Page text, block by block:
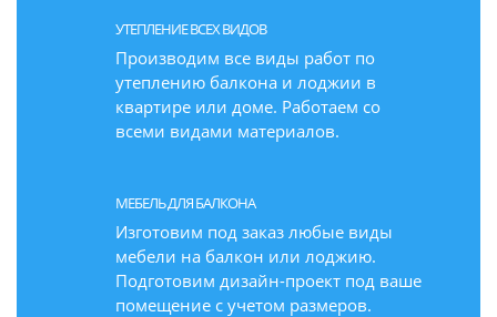
УТЕПЛЕНИЕ ВСЕХ ВИДОВ
Производим все виды работ по
утеплению балкона и лоджии в
квартире или доме. Работаем со
всеми видами материалов.
МЕБЕЛЬ ДЛЯ БАЛКОНА
Изготовим под заказ любые виды
мебели на балкон или лоджию.
Подготовим дизайн-проект под ваше
помещение с учетом размеров.